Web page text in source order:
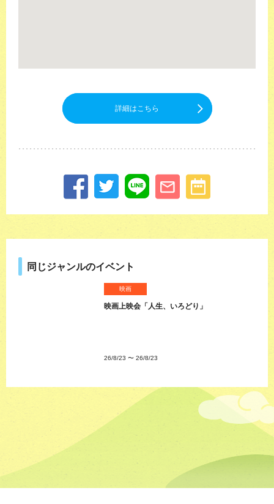
詳細はこちら
同じジャンルのイベント
映画
映画上映会「人生、いろどり」
26/8/23 〜 26/8/23